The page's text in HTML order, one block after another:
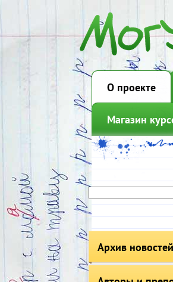
О проекте
Магазин
Архив новостей